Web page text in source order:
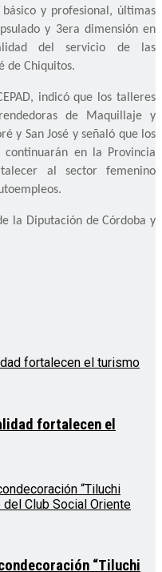
y profesional, últimas
y 3era dimensión en
del servicio de las
de Chiquitos.
indicó que los talleres
de Maquillaje y
y San José y señaló que los
en la Provincia
al sector femenino
la Diputación de Córdoba y
fortalecen el
“Tiluchi